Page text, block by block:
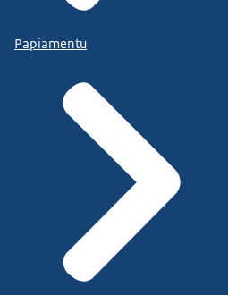
Papiamentu